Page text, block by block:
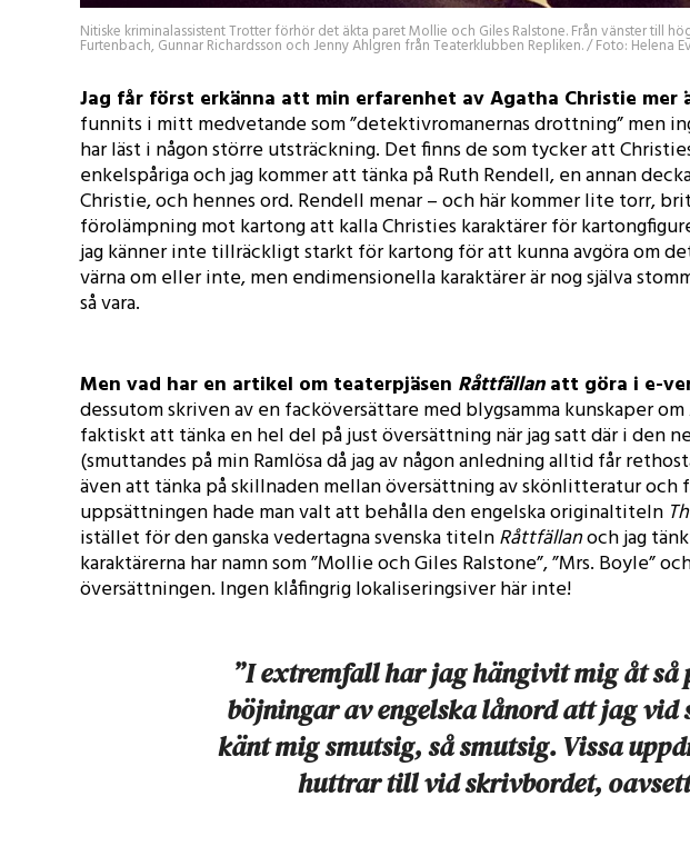
Nitiske kriminalassistent Trotter förhör det äkta paret Mollie och Giles Ralstone. Från vänster till
Furtenbach, Gunnar Richardsson och Jenny Ahlgren från Teaterklubben Repliken. / Foto: Helena
Jag får först erkänna att min erfarenhet av Agatha Christie mer
funnits i mitt medvetande som ”detektivromanernas drottning” men
har läst i någon större utsträckning. Det finns de som tycker att
enkelspåriga och jag kommer att tänka på Ruth Rendell, en annan
Christie, och hennes ord. Rendell menar – och här kommer lite torr,
förolämpning mot kartong att kalla Christies karaktärer för
jag känner inte tillräckligt starkt för kartong för att kunna avgöra om
värna om eller inte, men endimensionella karaktärer är nog själva
så vara.
Men vad har en artikel om teaterpjäsen Råttfällanatt göra i e-
dessutom skriven av en facköversättare med blygsamma kunskaper
faktiskt att tänka en hel del på just översättning när jag satt där i den
(smuttandes på min Ramlösa då jag av någon anledning alltid får
även att tänka på skillnaden mellan översättning av skönlitteratur och
uppsättningen hade man valt att behålla den engelska originaltiteln
istället för den ganska vedertagna svenska titelnRåttfällanoch jag
karaktärerna har namn som ”Mollie och Giles Ralstone”, ”Mrs. Boyle”
översättningen. Ingen klåfingrig lokaliseringsiver här inte!
”I extremfall har jag hängivit mig åt så
böjningar av engelska lånord att jag vid
känt mig smutsig, så smutsig. Vissa
huttrar till vid skrivbordet,